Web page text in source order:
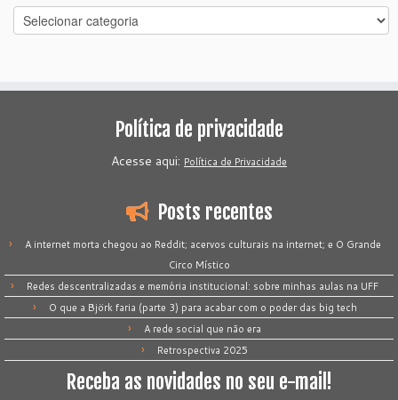
Categorias
Política de privacidade
Acesse aqui: Política de Privacidade
Posts recentes
A internet morta chegou ao Reddit; acervos culturais na internet; e O Grande
Circo Místico
Redes descentralizadas e memória institucional: sobre minhas aulas na UFF
O que a Björk faria (parte 3) para acabar com o poder das big tech
A rede social que não era
Retrospectiva 2025
Receba as novidades no seu e-mail!